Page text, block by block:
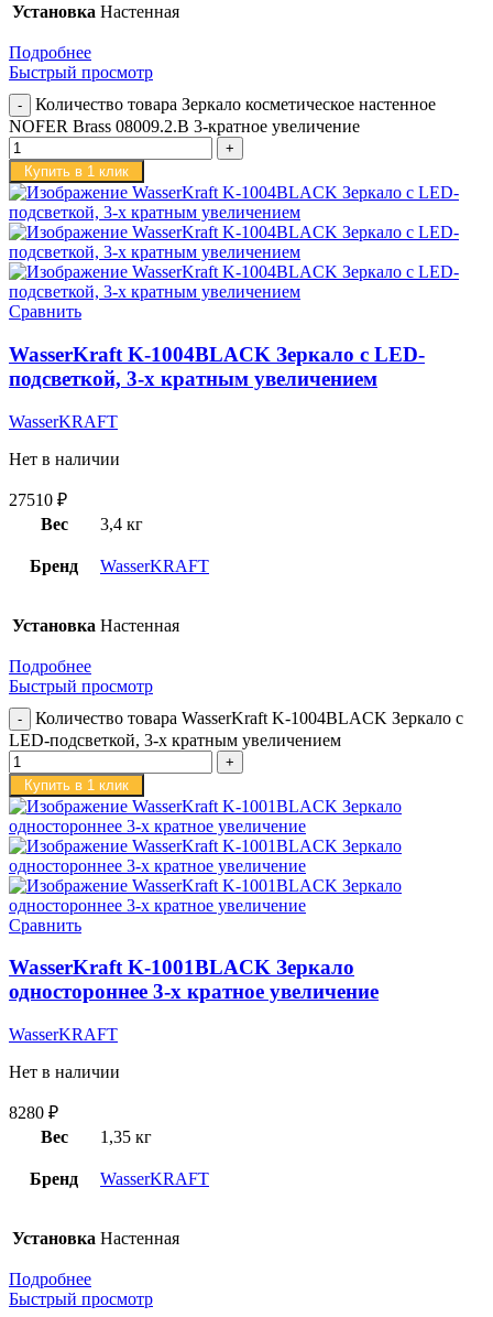
Установка Настенная
Подробнее
Быстрый просмотр
Количество товара Зеркало косметическое настенное
NOFER Brass 08009.2.B 3-кратное увеличение
Купить в 1 клик
Сравнить
WasserKraft K-1004BLACK Зеркало с LED-
подсветкой, 3-х кратным увеличением
WasserKRAFT
Нет в наличии
27510 ₽
Вес
3,4 кг
Бренд WasserKRAFT
Установка Настенная
Подробнее
Быстрый просмотр
Количество товара WasserKraft K-1004BLACK Зеркало с
LED-подсветкой, 3-х кратным увеличением
Купить в 1 клик
Сравнить
WasserKraft K-1001BLACK Зеркало
одностороннее 3-х кратное увеличение
WasserKRAFT
Нет в наличии
8280 ₽
Вес
1,35 кг
Бренд WasserKRAFT
Установка Настенная
Подробнее
Быстрый просмотр